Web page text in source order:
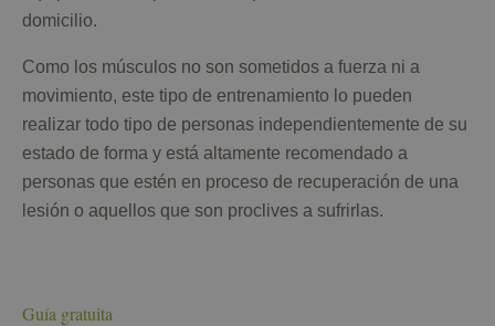
domicilio.
Como los músculos no son sometidos a fuerza ni a
movimiento, este tipo de entrenamiento lo pueden
realizar todo tipo de personas independientemente de su
estado de forma y está altamente recomendado a
personas que estén en proceso de recuperación de una
lesión o aquellos que son proclives a sufrirlas.
Guía gratuita